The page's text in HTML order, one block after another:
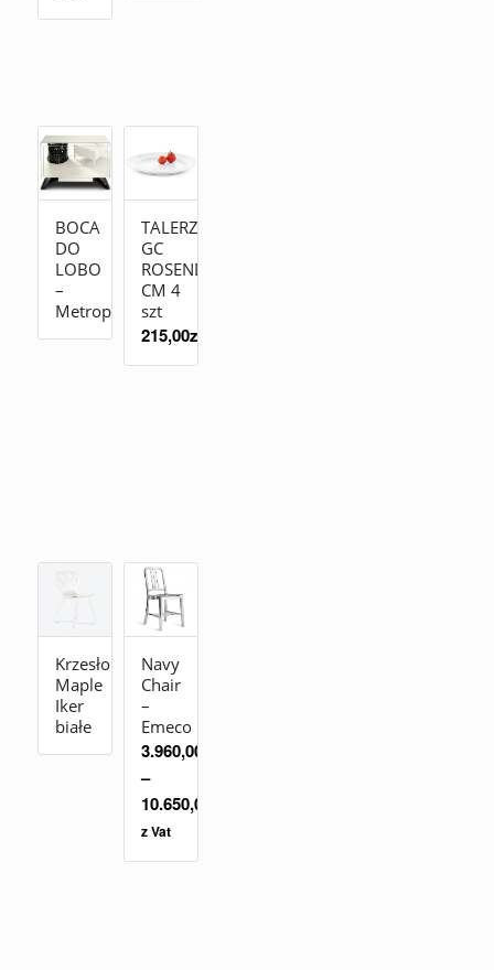
BOCA
DO
LOBO
–
Metropolitan
TALERZ
GC
ROSENDAHL19
CM 4
szt
215,00zł
Krzesło
Maple
Iker
białe
Navy
Chair
–
Emeco
3.960,00
–
10.650,00
z Vat